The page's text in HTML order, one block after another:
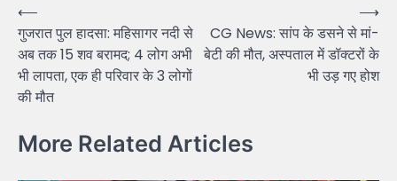
Post
navigation
⟵
गुजरात पुल हादसा: महिसागर नदी से
अब तक 15 शव बरामद; 4 लोग अभी
भी लापता, एक ही परिवार के 3 लोगों
की मौत
CG News: सांप के डसने से मां-
बेटी की मौत, अस्पताल में डॉक्टरों के
भी उड़ गए होश
⟶
More Related Articles